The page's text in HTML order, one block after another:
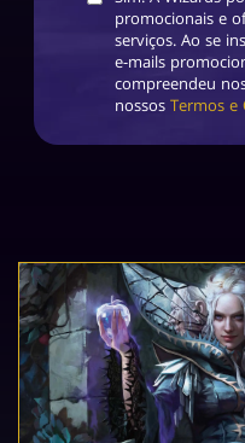
promocionais e
serviços. Ao se
e-mails
compreendeu
nossos Termos e